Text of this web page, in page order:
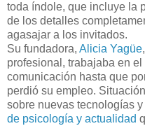
toda índole, que incluye la
de los detalles
agasajar a los invitados.
Su fundadora, Alicia Yagüe
profesional, trabajaba en
comunicación hasta que
perdió su empleo.
sobre nuevas tecnologías
de psicología y actualidad